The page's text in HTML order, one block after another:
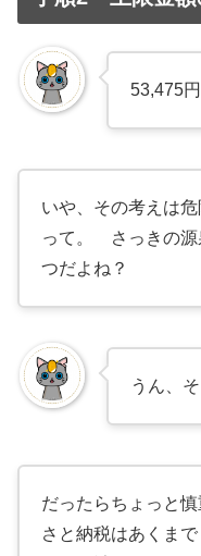
53,475
いや、その考えは
って。 さっきの源
つだよね？
うん、
だったらちょっと
さと納税はあくま